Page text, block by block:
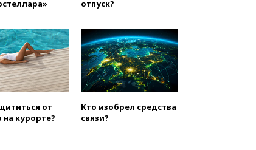
Москве вернут утраченную
скульптуру балерины
вчера, 22:45Литовец
протаранил погранпункт при
попытке попасть в Россию
вчера, 22:28 Бессент
анонсировал скорое
отпуск?
от
на курорте?
Кто изобрел средства
связи?